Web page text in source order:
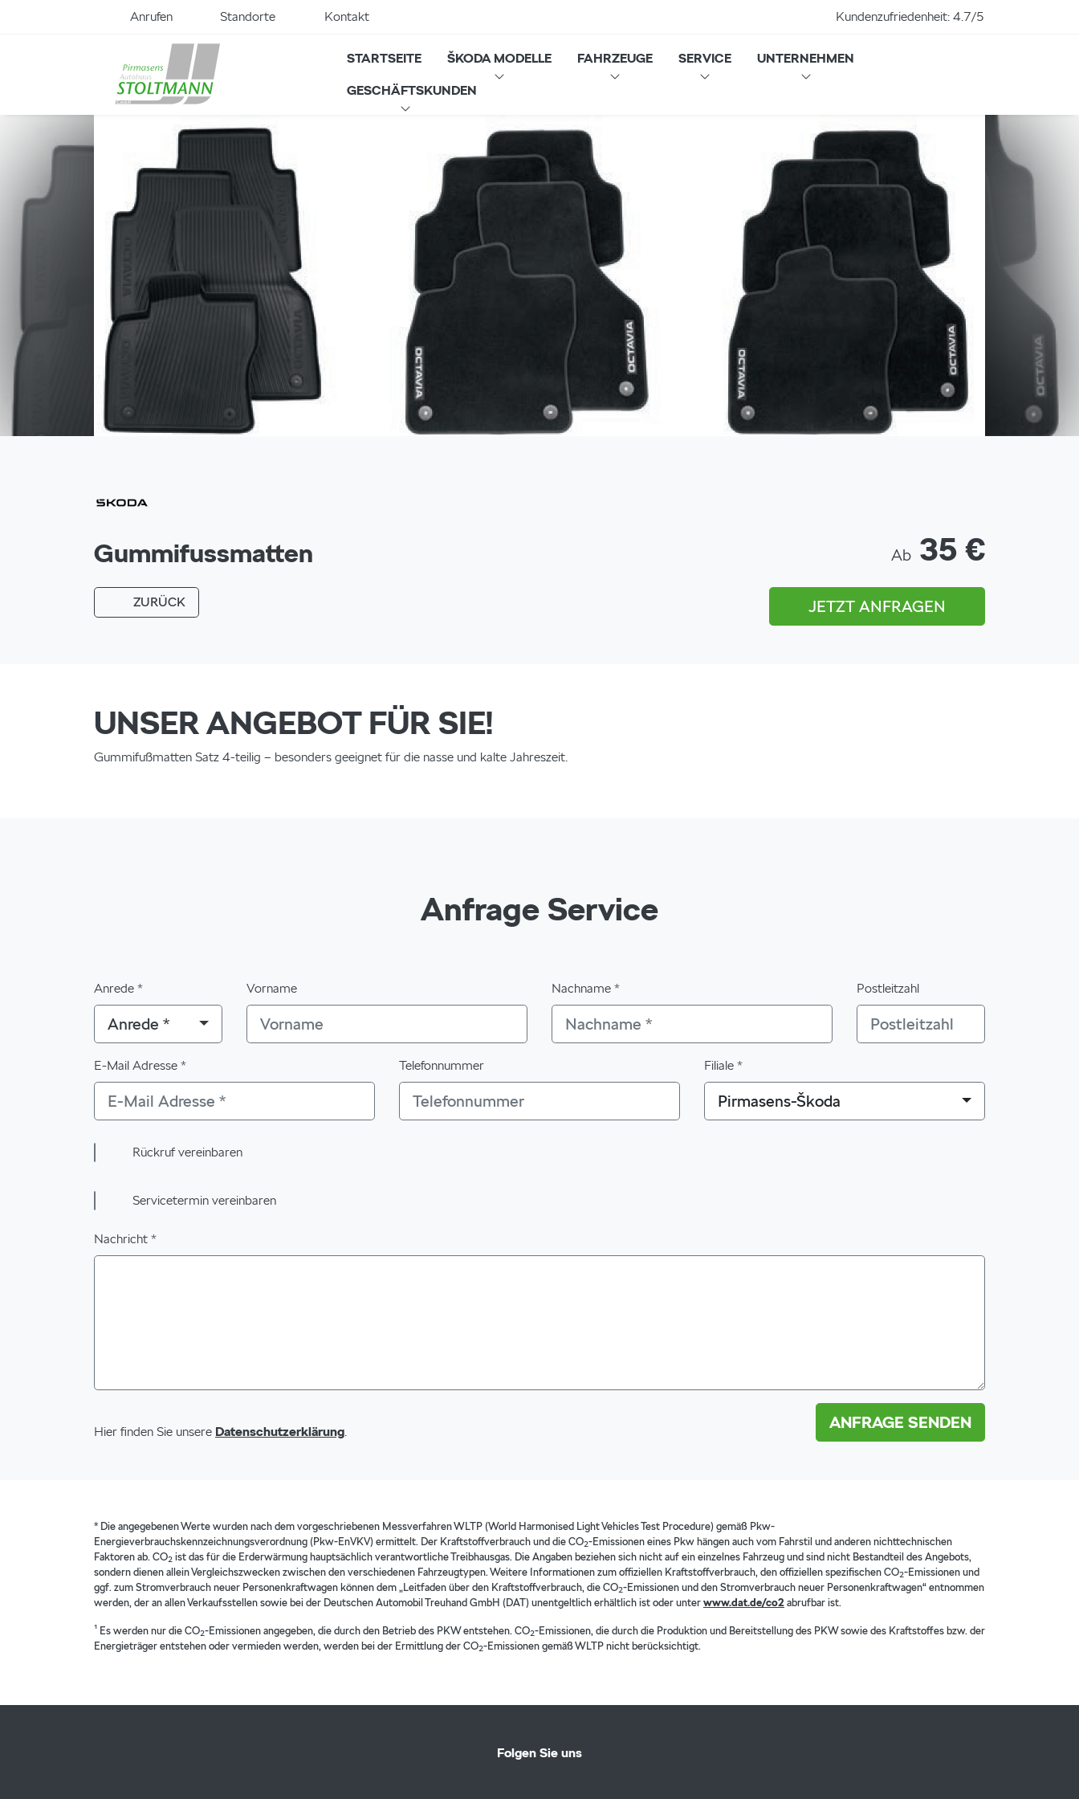
Anrufen Standorte Kontakt Kundenzufriedenheit: 4.7/5
STARTSEITE ŠKODA MODELLE FAHRZEUGE SERVICE
UNTERNEHMEN
GESCHÄFTSKUNDEN
Gummifussmatten Ab 35 €
ZURÜCK JETZT ANFRAGEN
UNSER ANGEBOT FÜR SIE!
Gummifußmatten Satz 4-teilig – besonders geeignet für die nasse und kalte Jahreszeit.
Anfrage Service
Anrede *
Anrede *
Vorname Nachname * Postleitzahl
E-Mail Adresse * Telefonnummer Filiale *
Pirmasens-Škoda
Rückruf vereinbaren
Servicetermin vereinbaren
Nachricht *
Hier finden Sie unsere Datenschutzerklärung. ANFRAGE SENDEN
* Die angegebenen Werte wurden nach dem vorgeschriebenen Messverfahren WLTP (World Harmonised Light Vehicles Test Procedure) gemäß Pkw-
Energieverbrauchskennzeichnungsverordnung (Pkw-EnVKV) ermittelt. Der Kraftstoffverbrauch und die CO2-Emissionen eines Pkw hängen auch vom Fahrstil und anderen nichttechnischen
Faktoren ab. CO2 ist das für die Erderwärmung hauptsächlich verantwortliche Treibhausgas. Die Angaben beziehen sich nicht auf ein einzelnes Fahrzeug und sind nicht Bestandteil des Angebots,
sondern dienen allein Vergleichszwecken zwischen den verschiedenen Fahrzeugtypen. Weitere Informationen zum offiziellen Kraftstoffverbrauch, den offiziellen spezifischen CO2-Emissionen und
ggf. zum Stromverbrauch neuer Personenkraftwagen können dem „Leitfaden über den Kraftstoffverbrauch, die CO2-Emissionen und den Stromverbrauch neuer Personenkraftwagen“ entnommen
werden, der an allen Verkaufsstellen sowie bei der Deutschen Automobil Treuhand GmbH (DAT) unentgeltlich erhältlich ist oder unterwww.dat.de/co2abrufbar ist.
¹ Es werden nur die CO2-Emissionen angegeben, die durch den Betrieb des PKW entstehen. CO2-Emissionen, die durch die Produktion und Bereitstellung des PKW sowie des Kraftstoffes bzw. der
Energieträger entstehen oder vermieden werden, werden bei der Ermittlung der CO2-Emissionen gemäß WLTP nicht berücksichtigt.
Folgen Sie uns